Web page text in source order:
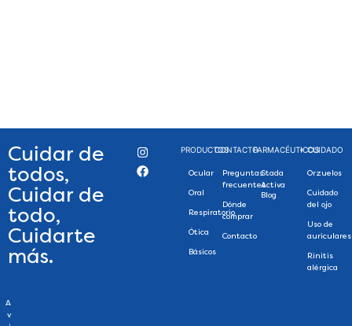
Cuidar de
todos,
Cuidar de
todo,
Cuidarte
más.
PRODUCTOS
Ocular
Oral
Respiratorio
Ótica
Básicos
CONTACTO
Preguntas
frecuentes
Dónde
comprar
Contacto
FARMACÉUTICOS
Stada
Activa
Blog
+ CUIDADO
Orzuelos
Cuidado
del ojo
Uso de
auriculares
Rinitis
alérgica
A
v